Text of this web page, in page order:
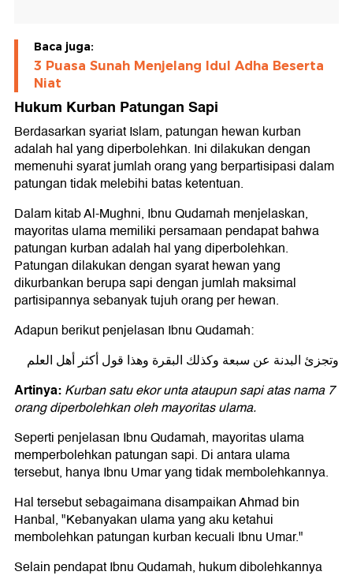
Baca juga:
3 Puasa Sunah Menjelang Idul Adha Beserta
Niat
Hukum Kurban Patungan Sapi
Berdasarkan syariat Islam, patungan hewan kurban
adalah hal yang diperbolehkan. Ini dilakukan dengan
memenuhi syarat jumlah orang yang berpartisipasi dalam
patungan tidak melebihi batas ketentuan.
Dalam kitab Al-Mughni, Ibnu Qudamah menjelaskan,
mayoritas ulama memiliki persamaan pendapat bahwa
patungan kurban adalah hal yang diperbolehkan.
Patungan dilakukan dengan syarat hewan yang
dikurbankan berupa sapi dengan jumlah maksimal
partisipannya sebanyak tujuh orang per hewan.
Adapun berikut penjelasan Ibnu Qudamah:
وتجزئ البدنة عن سبعة وكذلك البقرة وهذا قول أكثر أهل العلم
Artinya:Kurban satu ekor unta ataupun sapi atas nama 7
orang diperbolehkan oleh mayoritas ulama.
Seperti penjelasan Ibnu Qudamah, mayoritas ulama
memperbolehkan patungan sapi. Di antara ulama
tersebut, hanya Ibnu Umar yang tidak membolehkannya.
Hal tersebut sebagaimana disampaikan Ahmad bin
Hanbal, "Kebanyakan ulama yang aku ketahui
membolehkan patungan kurban kecuali Ibnu Umar."
Selain pendapat Ibnu Qudamah, hukum dibolehkannya